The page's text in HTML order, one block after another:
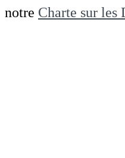
notre Charte sur les